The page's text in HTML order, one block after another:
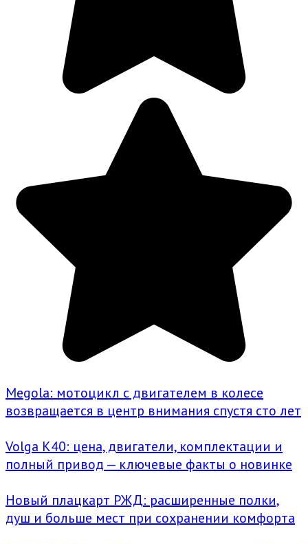
Megola: мотоцикл с двигателем в колесе
возвращается в центр внимания спустя сто лет
Volga K40: цена, двигатели, комплектации и
полный привод — ключевые факты о новинке
Новый плацкарт РЖД: расширенные полки,
душ и больше мест при сохранении комфорта